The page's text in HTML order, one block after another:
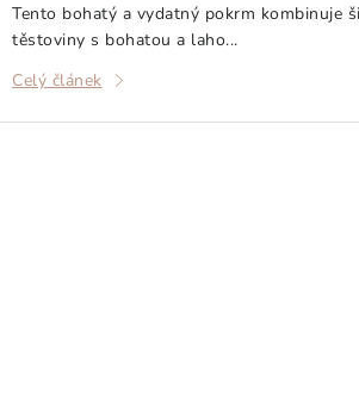
Tento bohatý a vydatný pokrm kombinuje
těstoviny s bohatou a laho...
Celý článek